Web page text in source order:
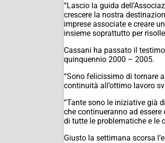
“Lascio la guida
crescere la nostra
imprese associate e creare
insieme soprattutto per
Cassani ha passato il
quinquennio 2000 – 2005.
“Sono felicissimo di tornare
continuità all’ottimo lavoro
“Tante sono le iniziative già
che continueranno ad
di tutte le problematiche e le
Giusto la settimana scorsa